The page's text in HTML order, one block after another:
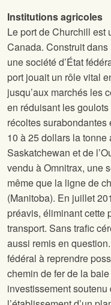
Institutions agricoles
Le port de Churchill est
Canada. Construit
une société d’État
port jouait un rôle vital
jusqu’aux marchés les
en réduisant les
récoltes surabondantes
10 à 25 dollars la tonne
Saskatchewan et de
vendu à Omnitrax, une
même que la ligne de
(Manitoba). En juillet
préavis, éliminant cette
transport. Sans trafic
aussi remis en
fédéral à reprendre
chemin de fer de la
investissement